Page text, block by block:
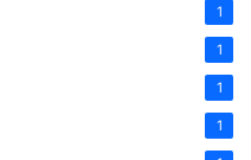
1
1
1
1